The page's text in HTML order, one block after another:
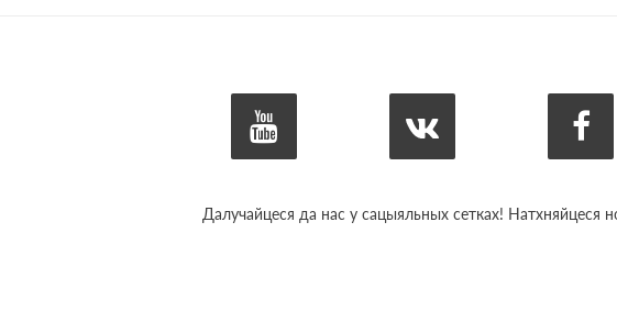
Далучайцеся да нас у сацыяльных сетках! Натхняйцеся